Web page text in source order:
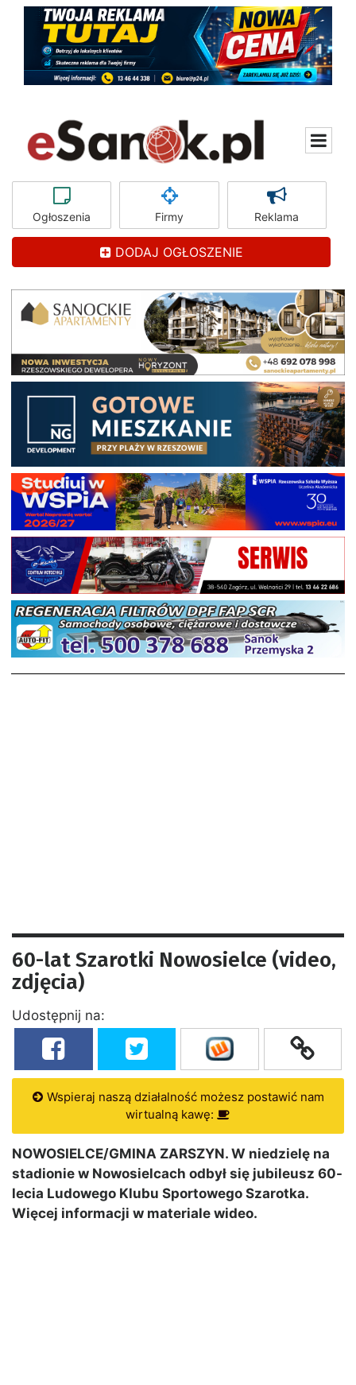
Ogłoszenia Firmy Reklama
DODAJ OGŁOSZENIE
60-lat Szarotki Nowosielce (video,
zdjęcia)
Udostępnij na:
Wspieraj naszą działalność możesz postawić nam
wirtualną kawę:
NOWOSIELCE/GMINA ZARSZYN. W niedzielę na
stadionie w Nowosielcach odbył się jubileusz 60-
lecia Ludowego Klubu Sportowego Szarotka.
Więcej informacji w materiale wideo.